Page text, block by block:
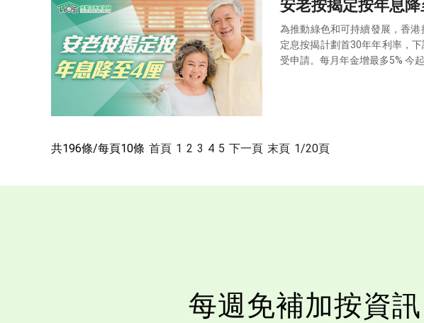
安老按揭定按年息
為推動綠色和可持續發展，香
定息按揭計劃首30年年利率，
受申請。每月年金增最多5% 今
共196條/每頁10條 首頁 1 2 3 4 5 下一頁 末頁 1/20頁
每週免補加按資訊